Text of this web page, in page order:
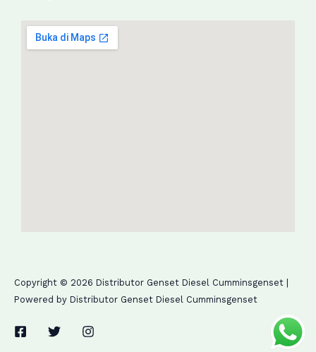
Copyright © 2026 Distributor Genset Diesel Cumminsgenset |
Powered by Distributor Genset Diesel Cumminsgenset